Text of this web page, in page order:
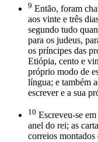
9 Então, foram
aos vinte e três
segundo tudo
para os judeus,
os príncipes das
Etiópia, cento e
próprio modo de
língua; e também
escrever e a sua
10 Escreveu-se
anel do rei; as
correios